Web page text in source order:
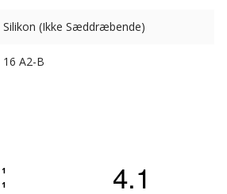
Silikon (Ikke Sæddræbende)
16 A2-B
Vurdering:5 ud af 5 stjerner
1
Vurdering:4 ud af 5 stjerner
1 4.1